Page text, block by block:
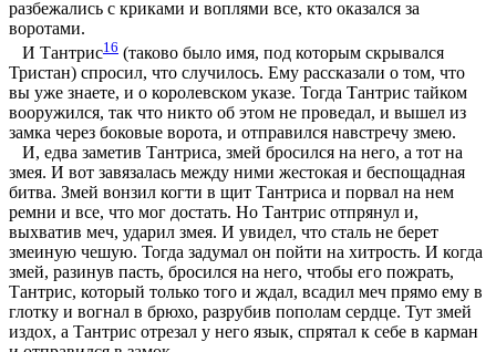
разбежались с криками и воплями все, кто оказался за
воротами.
И Тантрис16 (таково было имя, под которым скрывался
Тристан) спросил, что случилось. Ему рассказали о том, что
вы уже знаете, и о королевском указе. Тогда Тантрис тайком
вооружился, так что никто об этом не проведал, и вышел из
замка через боковые ворота, и отправился навстречу змею.
И, едва заметив Тантриса, змей бросился на него, а тот на
змея. И вот завязалась между ними жестокая и беспощадная
битва. Змей вонзил когти в щит Тантриса и порвал на нем
ремни и все, что мог достать. Но Тантрис отпрянул и,
выхватив меч, ударил змея. И увидел, что сталь не берет
змеиную чешую. Тогда задумал он пойти на хитрость. И когда
змей, разинув пасть, бросился на него, чтобы его пожрать,
Тантрис, который только того и ждал, всадил меч прямо ему в
глотку и вогнал в брюхо, разрубив пополам сердце. Тут змей
издох, а Тантрис отрезал у него язык, спрятал к себе в карман